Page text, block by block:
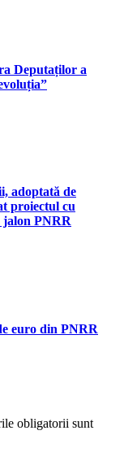
Deputaților a
adoptată de
proiectul cu
jalon PNRR
euro din PNRR
obligatorii sunt